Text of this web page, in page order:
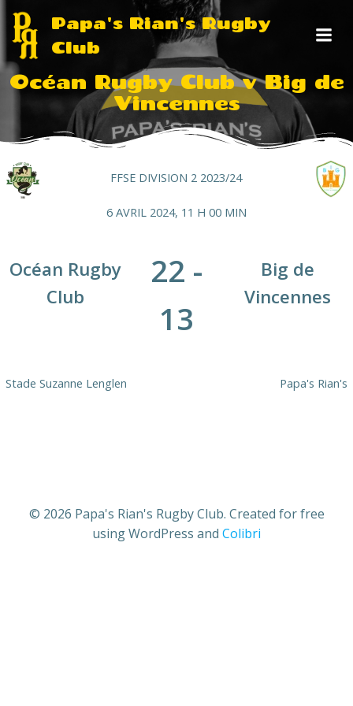
Aller
au
contenu
Papa's Rian's Rugby
Club
Océan Rugby Club v Big de
Vincennes
FFSE DIVISION 2 2023/24
6 AVRIL 2024, 11 H 00 MIN
Océan Rugby
Club
22 -
13
Big de
Vincennes
Stade Suzanne Lenglen Papa's Rian's
© 2026 Papa's Rian's Rugby Club. Created for free
using WordPress and Colibri